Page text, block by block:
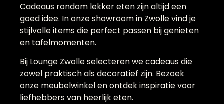
Cadeaus rondom lekker eten zijn altijd een
goed idee. In onze showroom in Zwolle vind je
stijlvolle items die perfect passen bij genieten
en tafelmomenten.
Bij Lounge Zwolle selecteren we cadeaus die
zowel praktisch als decoratief zijn. Bezoek
onze meubelwinkel en ontdek inspiratie voor
liefhebbers van heerlijk eten.